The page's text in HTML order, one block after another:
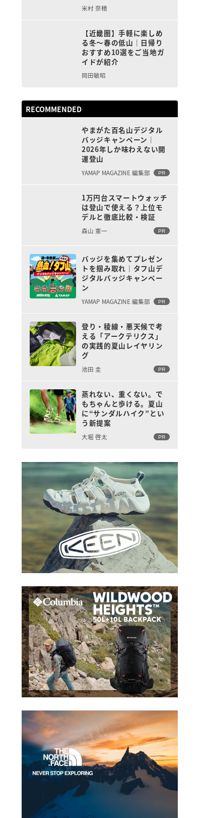
米村 奈穂
【近畿圏】手軽に楽しめ
る冬〜春の低山｜日帰り
おすすめ10選をご当地ガ
イドが紹介
岡田敏昭
RECOMMENDED
やまがた百名山デジタル
バッジキャンペーン｜
2026年しか味わえない開
運登山
YAMAP MAGAZINE 編集部 PR
1万円台スマートウォッチ
は登山で使える？上位モ
デルと徹底比較・検証
森山 憲一 PR
バッジを集めてプレゼン
トを掴み取れ｜タフ山デ
ジタルバッジキャンペー
ン
YAMAP MAGAZINE 編集部 PR
登り・稜線・悪天候で考
える「アークテリクス」
の実践的夏山レイヤリン
グ
池田 圭 PR
蒸れない、重くない。で
もちゃんと歩ける。夏山
に“サンダルハイク”とい
う新提案
大堀 啓太 PR